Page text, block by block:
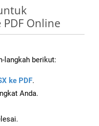
PDF Online
langkah berikut:
ke PDF.
Anda.